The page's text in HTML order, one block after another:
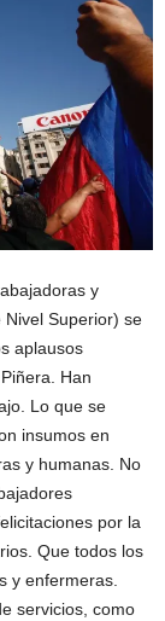
y
Superior) se
aplausos
Han
Lo que se
insumos en
y humanas. No
por la
Que todos los
y enfermeras.
servicios, como